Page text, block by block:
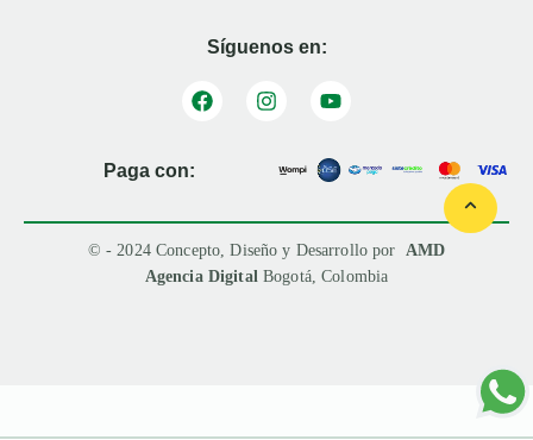
Síguenos en:
Paga con:
© - 2024 Concepto, Diseño y Desarrollo por AMD
Agencia Digital Bogotá, Colombia